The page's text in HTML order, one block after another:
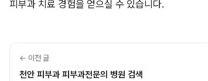
피부과 치료 경험을 얻으실 수 있습니다.
← 이전 글
천안 피부과 피부과전문의 병원 검색